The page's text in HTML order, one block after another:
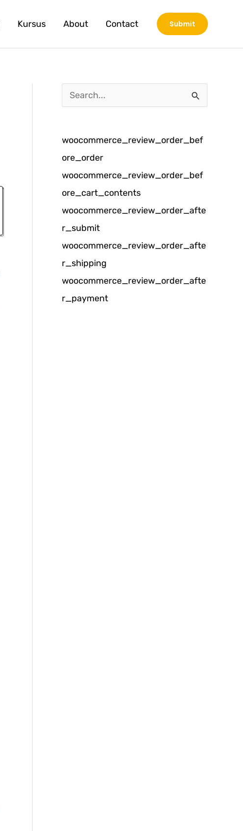
Kursus About Contact Submit
a
i
u
n
t
u
k
:
woocommerce_review_order_bef
ore_order
woocommerce_review_order_bef
ore_cart_contents
woocommerce_review_order_afte
r_submit
woocommerce_review_order_afte
r_shipping
woocommerce_review_order_afte
r_payment